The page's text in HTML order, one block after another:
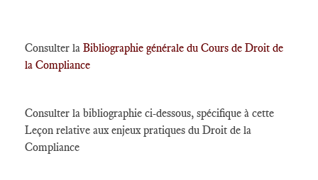
Consulter la Bibliographie générale du Cours de Droit de
la Compliance
Consulter la bibliographie ci-dessous, spécifique à cette
Leçon relative aux enjeux pratiques du Droit de la
Compliance